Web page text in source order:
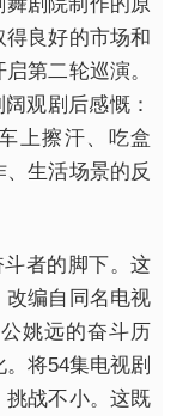
良好的市场和
第二轮巡演。
观剧后感慨：
上擦汗、吃盒
生活场景的反
斗者的脚下。这
改编自同名电视
姚远的奋斗历
将54集电视剧
挑战不小。这既